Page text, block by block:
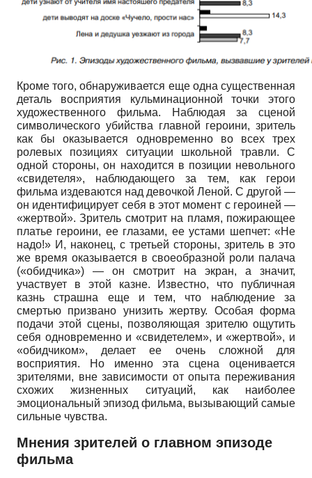
Кроме того, обнаруживается еще одна существенная
деталь восприятия кульминационной точки этого
художественного фильма. Наблюдая за сценой
символического убийства главной героини, зритель
как бы оказывается одновременно во всех трех
ролевых позициях ситуации школьной травли. С
одной стороны, он находится в позиции невольного
«свидетеля», наблюдающего за тем, как герои
фильма издеваются над девочкой Леной. С другой —
он идентифицирует себя в этот момент с героиней —
«жертвой». Зритель смотрит на пламя, пожирающее
платье героини, ее глазами, ее устами шепчет: «Не
надо!» И, наконец, с третьей стороны, зритель в это
же время оказывается в своеобразной роли палача
(«обидчика») — он смотрит на экран, а значит,
участвует в этой казне. Известно, что публичная
казнь страшна еще и тем, что наблюдение за
смертью призвано унизить жертву. Особая форма
подачи этой сцены, позволяющая зрителю ощутить
себя одновременно и «свидетелем», и «жертвой», и
«обидчиком», делает ее очень сложной для
восприятия. Но именно эта сцена оценивается
зрителями, вне зависимости от опыта переживания
схожих жизненных ситуаций, как наиболее
эмоциональный эпизод фильма, вызывающий самые
сильные чувства.
Мнения зрителей о главном эпизоде
фильма